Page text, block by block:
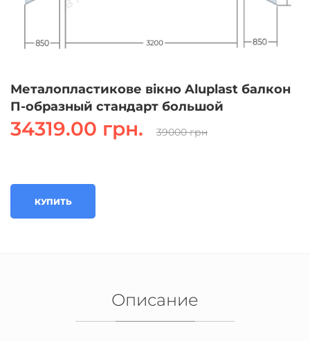
Металопластикове вікно Aluplast балкон
П-образный стандарт большой
34319.00 грн. 39000 грн
КУПИТЬ
Описание